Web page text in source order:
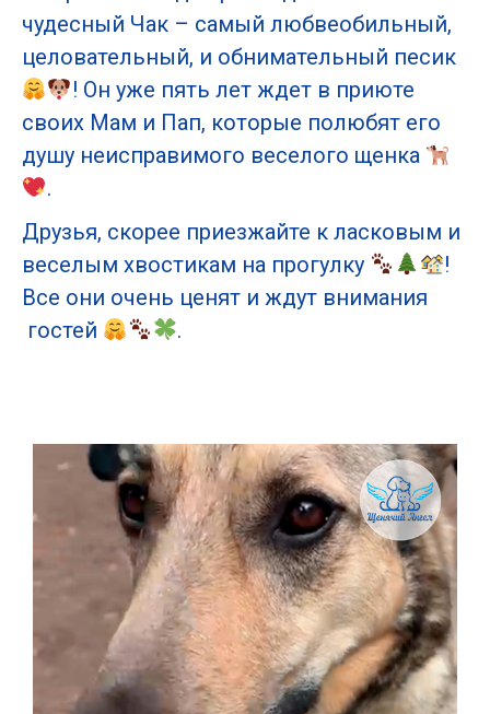
чудесный Чак – самый любвеобильный,
целовательный, и обнимательный песик
! Он уже пять лет ждет в приюте
своих Мам и Пап, которые полюбят его
душу неисправимого веселого щенка
.
Друзья, скорее приезжайте к ласковым и
веселым хвостикам на прогулку
!
Все они очень ценят и ждут внимания
гостей
.